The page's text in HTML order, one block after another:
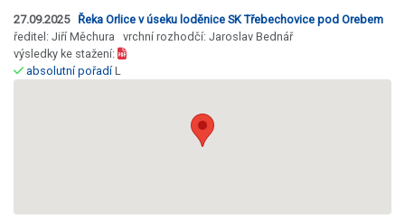
27.09.2025 Řeka Orlice v úseku loděnice SK Třebechovice pod Orebem
ředitel: Jiří Měchura vrchní rozhodčí: Jaroslav Bednář
výsledky ke stažení:
absolutní pořadíL